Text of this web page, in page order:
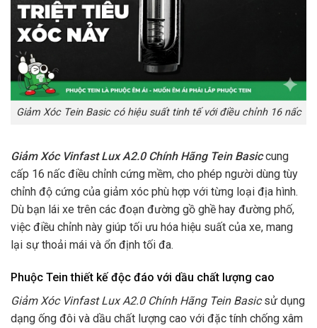
Giảm Xóc Tein Basic có hiệu suất tinh tế với điều chỉnh 16 nấc
Giảm Xóc Vinfast Lux A2.0 Chính Hãng Tein Basiccung
cấp 16 nấc điều chỉnh cứng mềm, cho phép người dùng tùy
chỉnh độ cứng của giảm xóc phù hợp với từng loại địa hình.
Dù bạn lái xe trên các đoạn đường gồ ghề hay đường phố,
việc điều chỉnh này giúp tối ưu hóa hiệu suất của xe, mang
lại sự thoải mái và ổn định tối đa.
Phuộc Tein thiết kế độc đáo với dầu chất lượng cao
Giảm Xóc Vinfast Lux A2.0 Chính Hãng Tein Basicsử dụng
dạng ống đôi và dầu chất lượng cao với đặc tính chống xâm